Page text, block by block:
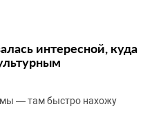
интересной, куда
— там быстро нахожу